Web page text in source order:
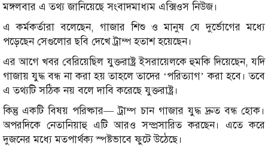
মঙ্গলবার এ তথ্য জানিয়েছে সংবাদমাধ্যম এক্সিওস নিউজ।
এ কর্মকর্তারা বলেছেন, গাজার শিশু ও মানুষ যে দুর্ভোগের মধ্যে
পড়েছেন সেগুলোর ছবি দেখে ট্রাম্প হতাশ হয়েছেন।
এর আগে খবর বেরিয়েছিল যুক্তরাষ্ট্র ইসরায়েলকে হুমকি দিয়েছেন, যদি
গাজায় যুদ্ধ বন্ধ না করা হয় তাহলে তাদের ‘পরিত্যাগ’ করা হবে। তবে
এ তথ্যটি সঠিক নয় বলে দাবি করেছে যুক্তরাষ্ট্র।
কিন্তু একটি বিষয় পরিষ্কার— ট্রাম্প চান গাজার যুদ্ধ দ্রুত বন্ধ হোক।
অপরদিকে নেতানিয়াহু এটি আরও সম্প্রসারিত করছেন। এতে করে
দুজনের মধ্যে মতপার্থক্য স্পষ্টভাবে ফুটে উঠেছে।